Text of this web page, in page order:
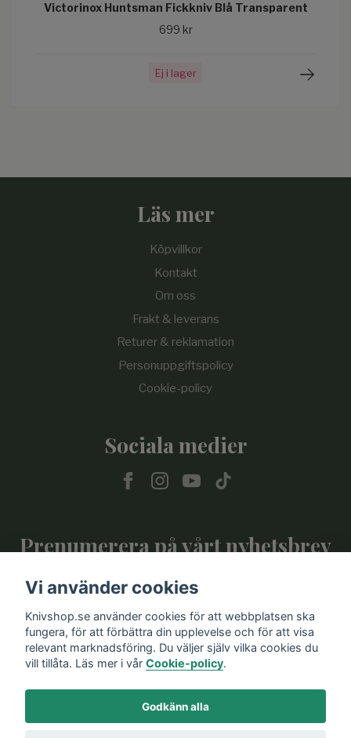
Victorinox Huntsman Fickkniv Blå Transparent
699 kr
Ej i lager
Läs mer
Köpvillkor
Kontakt
Om oss
Frakt & leverans
Returer & reklamation
Personuppgiftspolicy
Cookie-policy
Sociala medier
Prenumerera på vårt nyhetsbrev
Vi använder cookies
Knivshop.se använder cookies för att webbplatsen ska
fungera, för att förbättra din upplevelse och för att visa
relevant marknadsföring. Du väljer själv vilka cookies du
vill tillåta. Läs mer i vår Cookie-policy.
Godkänn alla